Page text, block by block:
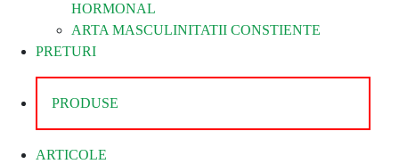
HORMONAL
ARTA MASCULINITATII CONSTIENTE
PRETURI
PRODUSE
ARTICOLE